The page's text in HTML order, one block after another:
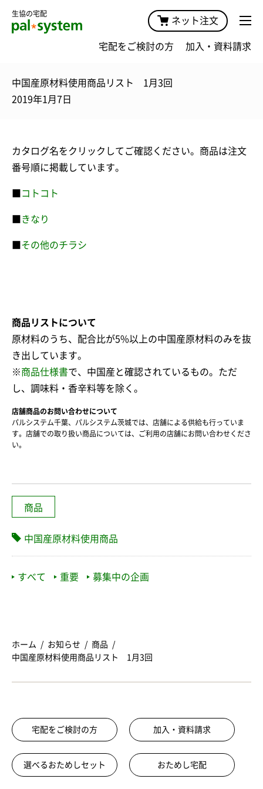
生協の宅配
ネット注文
宅配をご検討の方 加入・資料請求
中国産原材料使用商品リスト 1月3回
2019年1月7日
カタログ名をクリックしてご確認ください。商品は注文
番号順に掲載しています。
コトコト
きなり
その他のチラシ
商品リストについて
原材料のうち、配合比が5%以上の中国産原材料のみを抜
き出しています。
※商品仕様書で、中国産と確認されているもの。ただ
し、調味料・香辛料等を除く。
店舗商品のお問い合わせについて
パルシステム千葉、パルシステム茨城では、店舗による供給も行っていま
す。店舗での取り扱い商品については、ご利用の店舗にお問い合わせくださ
い。
商品
中国産原材料使用商品
すべて 重要 募集中の企画
ホーム お知らせ
商品
中国産原材料使用商品リスト 1月3回
宅配をご検討の方 加入・資料請求
選べるおためしセット おためし宅配